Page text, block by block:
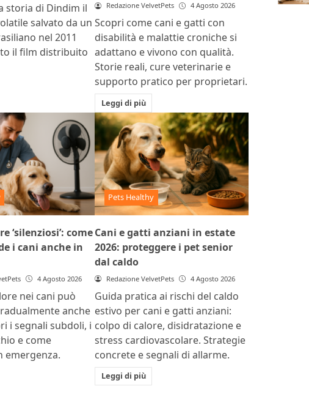
storia di Dindim il
salvato da un
nel 2011
il film distribuito
Redazione VelvetPets 4 Agosto 2026
Scopri come cani e gatti con
disabilità e malattie croniche si
adattano e vivono con qualità.
Storie reali, cure veterinarie e
supporto pratico per proprietari.
Leggi di più
‘silenziosi’: come
i cani anche in
4 Agosto 2026
nei cani può
anche
i segnali subdoli, i
e come
emergenza.
Pets Healthy
Cani e gatti anziani in estate
2026: proteggere i pet senior
dal caldo
Redazione VelvetPets 4 Agosto 2026
Guida pratica ai rischi del caldo
estivo per cani e gatti anziani:
colpo di calore, disidratazione e
stress cardiovascolare. Strategie
concrete e segnali di allarme.
Leggi di più